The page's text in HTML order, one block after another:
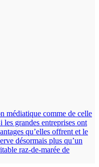
médiatique comme de celle
les grandes entreprises ont
qu’elles offrent et le
désormais plus qu’un
raz-de-marée de